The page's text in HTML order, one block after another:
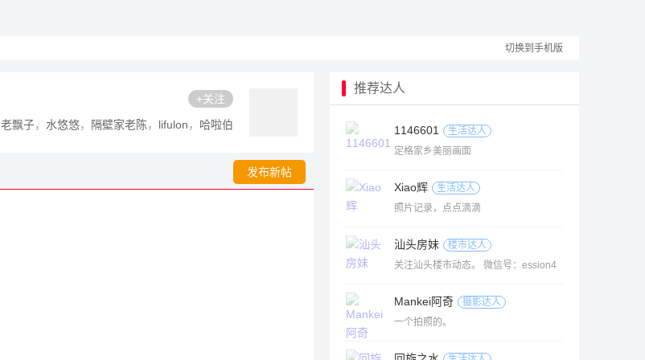
切换到手机版
老飘子， 水悠悠， 隔壁家老陈， lifulon， 哈啦伯
+关注
发布新帖
推荐达人
1146601
生活达人
定格家乡美丽画面
Xiao辉
生活达人
照片记录，点点滴滴
汕头房妹
楼市达人
关注汕头楼市动态。 微信号：ession4
Mankei阿奇
摄影达人
一个拍照的。